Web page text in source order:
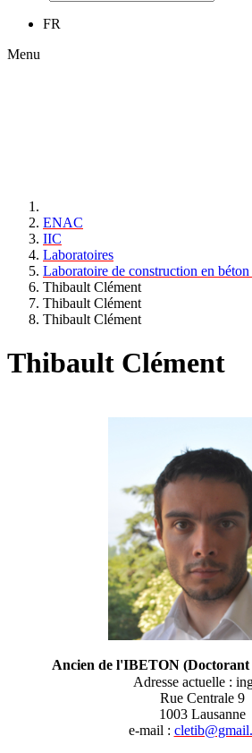
FR
Menu
ENAC
IIC
Laboratoires
Laboratoire de construction en
Thibault Clément
Thibault Clément
Thibault Clément
Thibault Clément
Ancien de l'IBETON (Doctorant
Adresse actuelle :
Rue Centrale 9
1003 Lausanne
e-mail :